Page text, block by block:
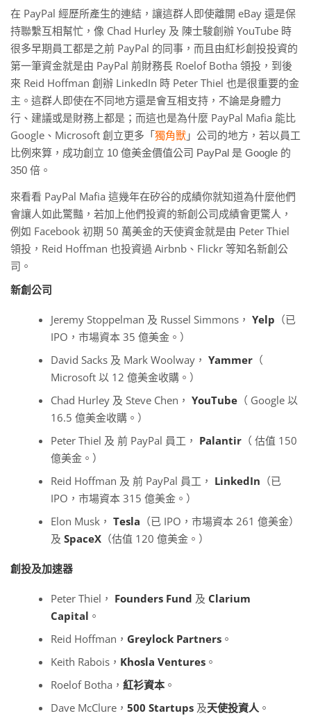
在 PayPal 經歷所產生的連結，讓這群人即使離開 eBay 還是保
持聯繫互相幫忙，像 Chad Hurley 及 陳士駿創辦 YouTube 時
很多早期員工都是之前 PayPal 的同事，而且由紅杉創投投資的
第一筆資金就是由 PayPal 前財務長 Roelof Botha 領投，到後
來 Reid Hoffman 創辦 LinkedIn 時 Peter Thiel 也是很重要的金
主。這群人即使在不同地方還是會互相支持，不論是身體力
行、建議或是財務上都是；而這也是為什麼 PayPal Mafia 能比
Google、Microsoft 創立更多「獨角獸 」公司的地方， 若以員工
比例來算，成功創立 10 億美金價值公司 PayPal 是 Google 的
350 倍 。
來看看 PayPal Mafia 這幾年在矽谷的成績你就知道為什麼他們
會讓人如此驚豔，若加上他們投資的新創公司成績會更驚人，
例如 Facebook 初期 50 萬美金的天使資金就是由 Peter Thiel
領投，Reid Hoffman 也投資過 Airbnb、Flickr 等知名新創公
司。
新創公司
Jeremy Stoppelman 及 Russel Simmons， Yelp （已
IPO，市場資本 35 億美金。）
David Sacks 及 Mark Woolway， Yammer（
Microsoft 以 12 億美金收購。）
Chad Hurley 及 Steve Chen， YouTube（ Google 以
16.5 億美金收購。）
Peter Thiel 及 前 PayPal 員工， Palantir（ 估值 150
億美金。）
Reid Hoffman 及 前 PayPal 員工， LinkedIn （已
IPO，市場資本 315 億美金。）
Elon Musk， Tesla （已 IPO，市場資本 261 億美金）
及 SpaceX（估值 120 億美金。）
創投及加速器
Peter Thiel， Founders Fund 及 Clarium
Capital 。
Reid Hoffman， Greylock Partners。
Keith Rabois， Khosla Ventures。
Roelof Botha， 紅衫資本。
Dave McClure， 500 Startups及天使投資人。